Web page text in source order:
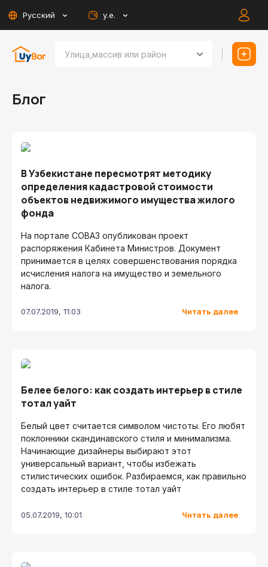
Русский у.е.
Блог
В Узбекистане пересмотрят методику
определения кадастровой стоимости
объектов недвижимого имущества жилого
фонда
На портале СОВАЗ опубликован проект
распоряжения Кабинета Министров. Документ
принимается в целях совершенствования порядка
исчисления налога на имущество и земельного
налога.
07.07.2019, 11:03 Читать далее
Белее белого: как создать интерьер в стиле
тотал уайт
Белый цвет считается символом чистоты. Его любят
поклонники скандинавского стиля и минимализма.
Начинающие дизайнеры выбирают этот
универсальный вариант, чтобы избежать
стилистических ошибок. Разбираемся, как правильно
создать интерьер в стиле тотал уайт
05.07.2019, 10:01 Читать далее